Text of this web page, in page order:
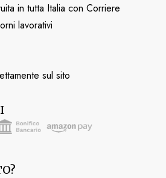
in tutta Italia con Corriere
lavorativi
sul sito